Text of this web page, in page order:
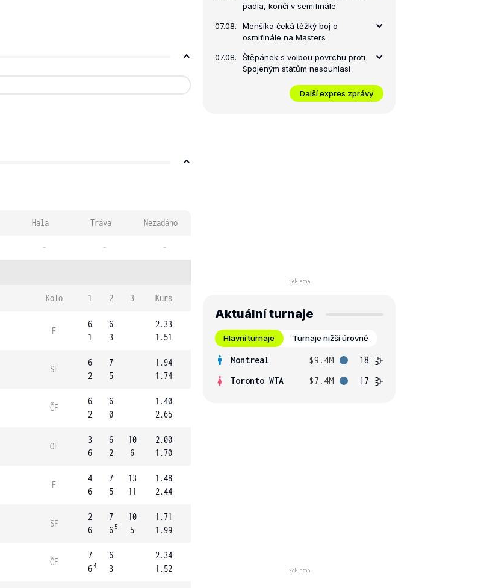
Hala Tráva Nezadáno
- - -
Kolo 1 2 3 Kurs
F
6
1
6
3
2.33
1.51
SF
6
2
7
5
1.94
1.74
ČF
6
2
6
0
1.40
2.65
OF
3
6
6
2
10
6
2.00
1.70
F
4
6
7
5
13
11
1.48
2.44
SF
2
6
7
6 5
10
5
1.71
1.99
ČF
7
64
6
3
2.34
1.52
padla, končí v semifinále
07.08.
Menšíka čeká těžký boj o
osmifinále na Masters
07.08.
Štěpánek s volbou povrchu proti
Spojeným státům nesouhlasí
Další expres zprávy
Aktuální turnaje
Hlavní turnaje Turnaje nižší úrovně
Montreal $9.4M
18
Toronto WTA
$7.4M 17